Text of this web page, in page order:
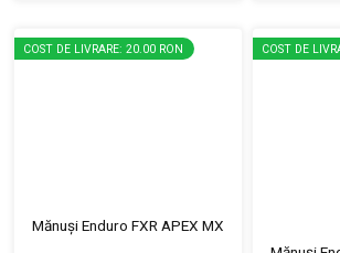
COST DE LIVRARE: 20.00 RON
Mănuși Enduro FXR APEX MX
COST DE